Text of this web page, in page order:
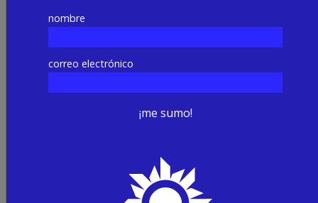
nombre
correo electrónico